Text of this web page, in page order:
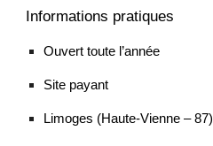
Informations pratiques
Ouvert toute l’année
Site payant
Limoges (Haute-Vienne – 87)